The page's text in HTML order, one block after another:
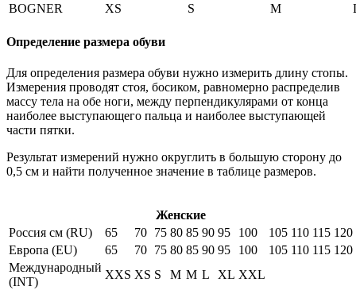
BOGNER
XS S M
Определение размера обуви
Для определения размера обуви нужно измерить длину стопы.
Измерения проводят стоя, босиком, равномерно распределив
массу тела на обе ноги, между перпендикулярами от конца
наиболее выступающего пальца и наиболее выступающей
части пятки.
Результат измерений нужно округлить в большую сторону до
0,5 см и найти полученное значение в таблице размеров.
Женские
Россия см (RU)
65 70 75 80 85 90 95 100 105 110 115 120
Европа (EU)
65 70 75 80 85 90 95 100 105 110 115 120
Международный
(INT)
XXS XS S M M L XL XXL